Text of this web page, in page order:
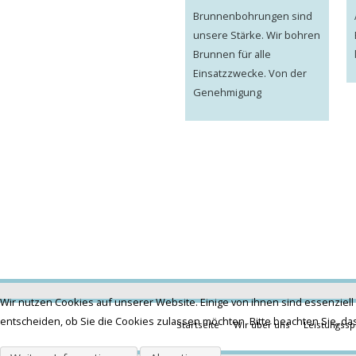
Brunnenbohrungen sind
unsere Stärke. Wir bohren
Brunnen für alle
Einsatzzwecke. Von der
Genehmigung
Startseite Wir über uns
Wir nutzen Cookies auf unserer Website. Einige von ihnen sind
entscheiden, ob Sie die Cookies zulassen möchten. Bitte beachten Sie,